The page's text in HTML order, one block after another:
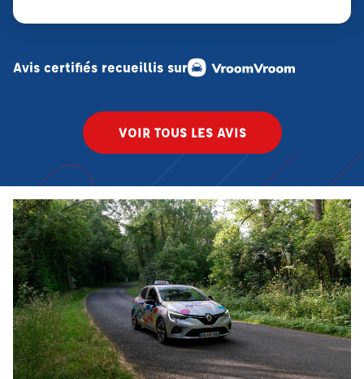
Avis certifiés recueillis sur
VOIR TOUS LES AVIS